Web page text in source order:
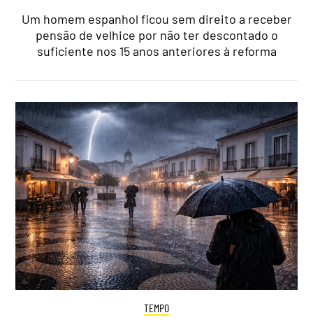
Um homem espanhol ficou sem direito a receber
pensão de velhice por não ter descontado o
suficiente nos 15 anos anteriores à reforma
TEMPO